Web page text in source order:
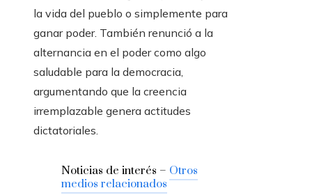
la vida del pueblo o simplemente para
ganar poder. También renunció a la
alternancia en el poder como algo
saludable para la democracia,
argumentando que la creencia
irremplazable genera actitudes
dictatoriales.
Noticias de interés – Otros
medios relacionados